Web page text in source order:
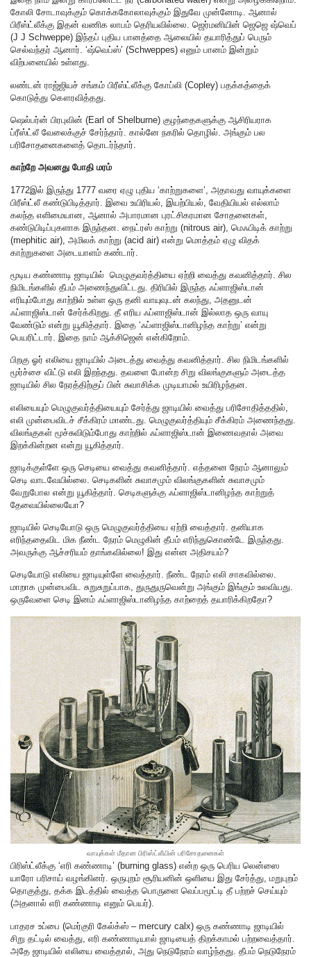
கோலி சோடாவுக்கும் கொக்ககோலாவுக்கும் இதுவே முன்னோடி. ஆனால்
பிரீஸ்ட்லீக்கு இதன் வணிக லாபம் தெரியவில்லை. ஜெர்மனியின் ஜெஜெ ஷ்வெப்
(J J Schweppe) இந்தப் புதிய பானத்தை ஆலையில் தயாரித்துப் பெரும்
செல்வந்தர் ஆனார். ‘ஷ்வெப்ஸ்’ (Schweppes) எனும் பானம் இன்றும்
விற்பனையில் உள்ளது.
லண்டன் ராஜ்ஜியச் சங்கம் பிரீஸ்ட்லீக்கு கோப்லி (Copley) பதக்கத்தைக்
கொடுத்து கௌரவித்தது.
ஷெல்பர்ன் பிரபுவின் (Earl of Shelburne) குழந்தைகளுக்கு ஆசிரியராக
ப்ரீஸ்ட்லீ வேலைக்குச் சேர்ந்தார். கால்னே நகரில் தொழில். அங்கும் பல
பரிசோதனைகளைத் தொடர்ந்தார்.
காற்றே அவனது போதி மரம்
1772இல் இருந்து 1777 வரை ஏழு புதிய ‘காற்றுகளை’, அதாவது வாயுக்களை
பிரீஸ்ட்லீ கண்டுபிடித்தார். இவை உயிரியல், இயற்பியல், வேதியியல் எல்லாம்
கலந்த எளிமையான, ஆனால் அபாரமான புரட்சிகரமான சோதனைகள்,
கண்டுபிடிப்புகளாக இருந்தன. நைட்ரஸ் காற்று (nitrous air), மெஃபிடிக் காற்று
(mephitic air), அமிலக் காற்று (acid air) என்று மொத்தம் ஏழு விதக்
காற்றுகளை அடையாளம் கண்டார்.
மூடிய கண்ணாடி ஜாடியில் மெழுகுவர்த்தியை ஏற்றி வைத்து கவனித்தார். சில
நிமிடங்களில் தீபம் அணைந்துவிட்டது. திரியில் இருந்த ஃப்ளாஜிஸ்டான்
எரியும்போது காற்றில் உள்ள ஒரு தனி வாயுவுடன் கலந்து, அதனுடன்
ஃப்ளாஜிஸ்டான் சேர்க்கிறது. தீ எரிய ஃப்ளாஜிஸ்டான் இல்லாத ஒரு வாயு
வேண்டும் என்று யூகித்தார். இதை ‘ஃப்ளாஜிஸ்டானிழந்த காற்று’ என்று
பெயரிட்டார். இதை நாம் ஆக்சிஜென் என்கிறோம்.
பிறகு ஓர் எலியை ஜாடியில் அடைத்து வைத்து கவனித்தார். சில நிமிடங்களில்
மூர்ச்சை விட்டு எலி இறந்தது. தவளை போன்ற சிறு விலங்குகளும் அடைத்த
ஜாடியில் சில நேரத்திற்குப் பின் சுவாசிக்க முடியாமல் உயிரிழந்தன.
எலியையும் மெழுகுவர்த்தியையும் சேர்த்து ஜாடியில் வைத்து பரிசோதித்ததில்,
எலி முன்பைவிடச் சீக்கிரம் மாண்டது. மெழுகுவர்த்தியும் சீக்கிரம் அணைந்தது.
விலங்குகள் மூச்சுவிடும்போது காற்றில் ஃப்ளாஜிஸ்டான் இணைவதால் அவை
இறக்கின்றன என்று யூகித்தார்.
ஜாடிக்குள்ளே ஒரு செடியை வைத்து கவனித்தார். எத்தனை நேரம் ஆனாலும்
செடி வாடவேயில்லை. செடிகளின் சுவாசமும் விலங்குகளின் சுவாசமும்
வேறுபோல என்று யூகித்தார். செடிகளுக்கு ஃப்ளாஜிஸ்டானிழந்த காற்றுத்
தேவையில்லையோ?
ஜாடியில் செடியோடு ஒரு மெழுகுவர்த்தியை ஏற்றி வைத்தார். தனியாக
எரிந்ததைவிட மிக நீண்ட நேரம் மெழுகின் தீபம் எரிந்துகொண்டே இருந்தது.
அவருக்கு ஆச்சரியம் தாங்கவில்லை! இது என்ன அதிசயம்?
செடியோடு எலியை ஜாடியுள்ளே வைத்தார். நீண்ட நேரம் எலி சாகவில்லை.
மாறாக முன்பைவிட சுறுசுறுப்பாக, துருதுருவென்று அங்கும் இங்கும் உலவியது.
ஒருவேளை செடி இனம் ஃப்ளாஜிஸ்டானிழந்த காற்றைத் தயாரிக்கிறதோ?
வாயுக்கள் மீதான பிரிஸ்ட்லீயின் பரிசோதனைகள்
பிரிஸ்ட்லீக்கு ‘எரி கண்ணாடி’ (burning glass) என்ற ஒரு பெரிய லென்ஸை
யாரோ பரிசாய் வழங்கினர். ஒருபுறம் சூரியனின் ஒளியை இது சேர்த்து, மறுபுறம்
தொகுத்து, தக்க இடத்தில் வைத்த பொருளை வெப்பமூட்டி தீ பற்றச் செய்யும்
(அதனால் எரி கண்ணாடி எனும் பெயர்).
பாதரச உப்பை (மெர்குரி கேல்க்ஸ் – mercury calx) ஒரு கண்ணாடி ஜாடியில்
சிறு தட்டில் வைத்து, எரி கண்ணாடியால் ஜாடியைத் திறக்காமல் பற்றவைத்தார்.
அதே ஜாடியில் எலியை வைத்தால், அது நெடுநேரம் வாழ்ந்தது. தீபம் நெடுநேரம்